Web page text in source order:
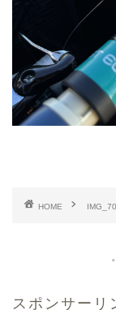
HOME
スポンサーリ